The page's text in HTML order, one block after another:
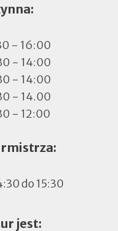
- 16:00
- 14:00
- 14:00
- 14.00
- 12:00
do 15:30
jest: